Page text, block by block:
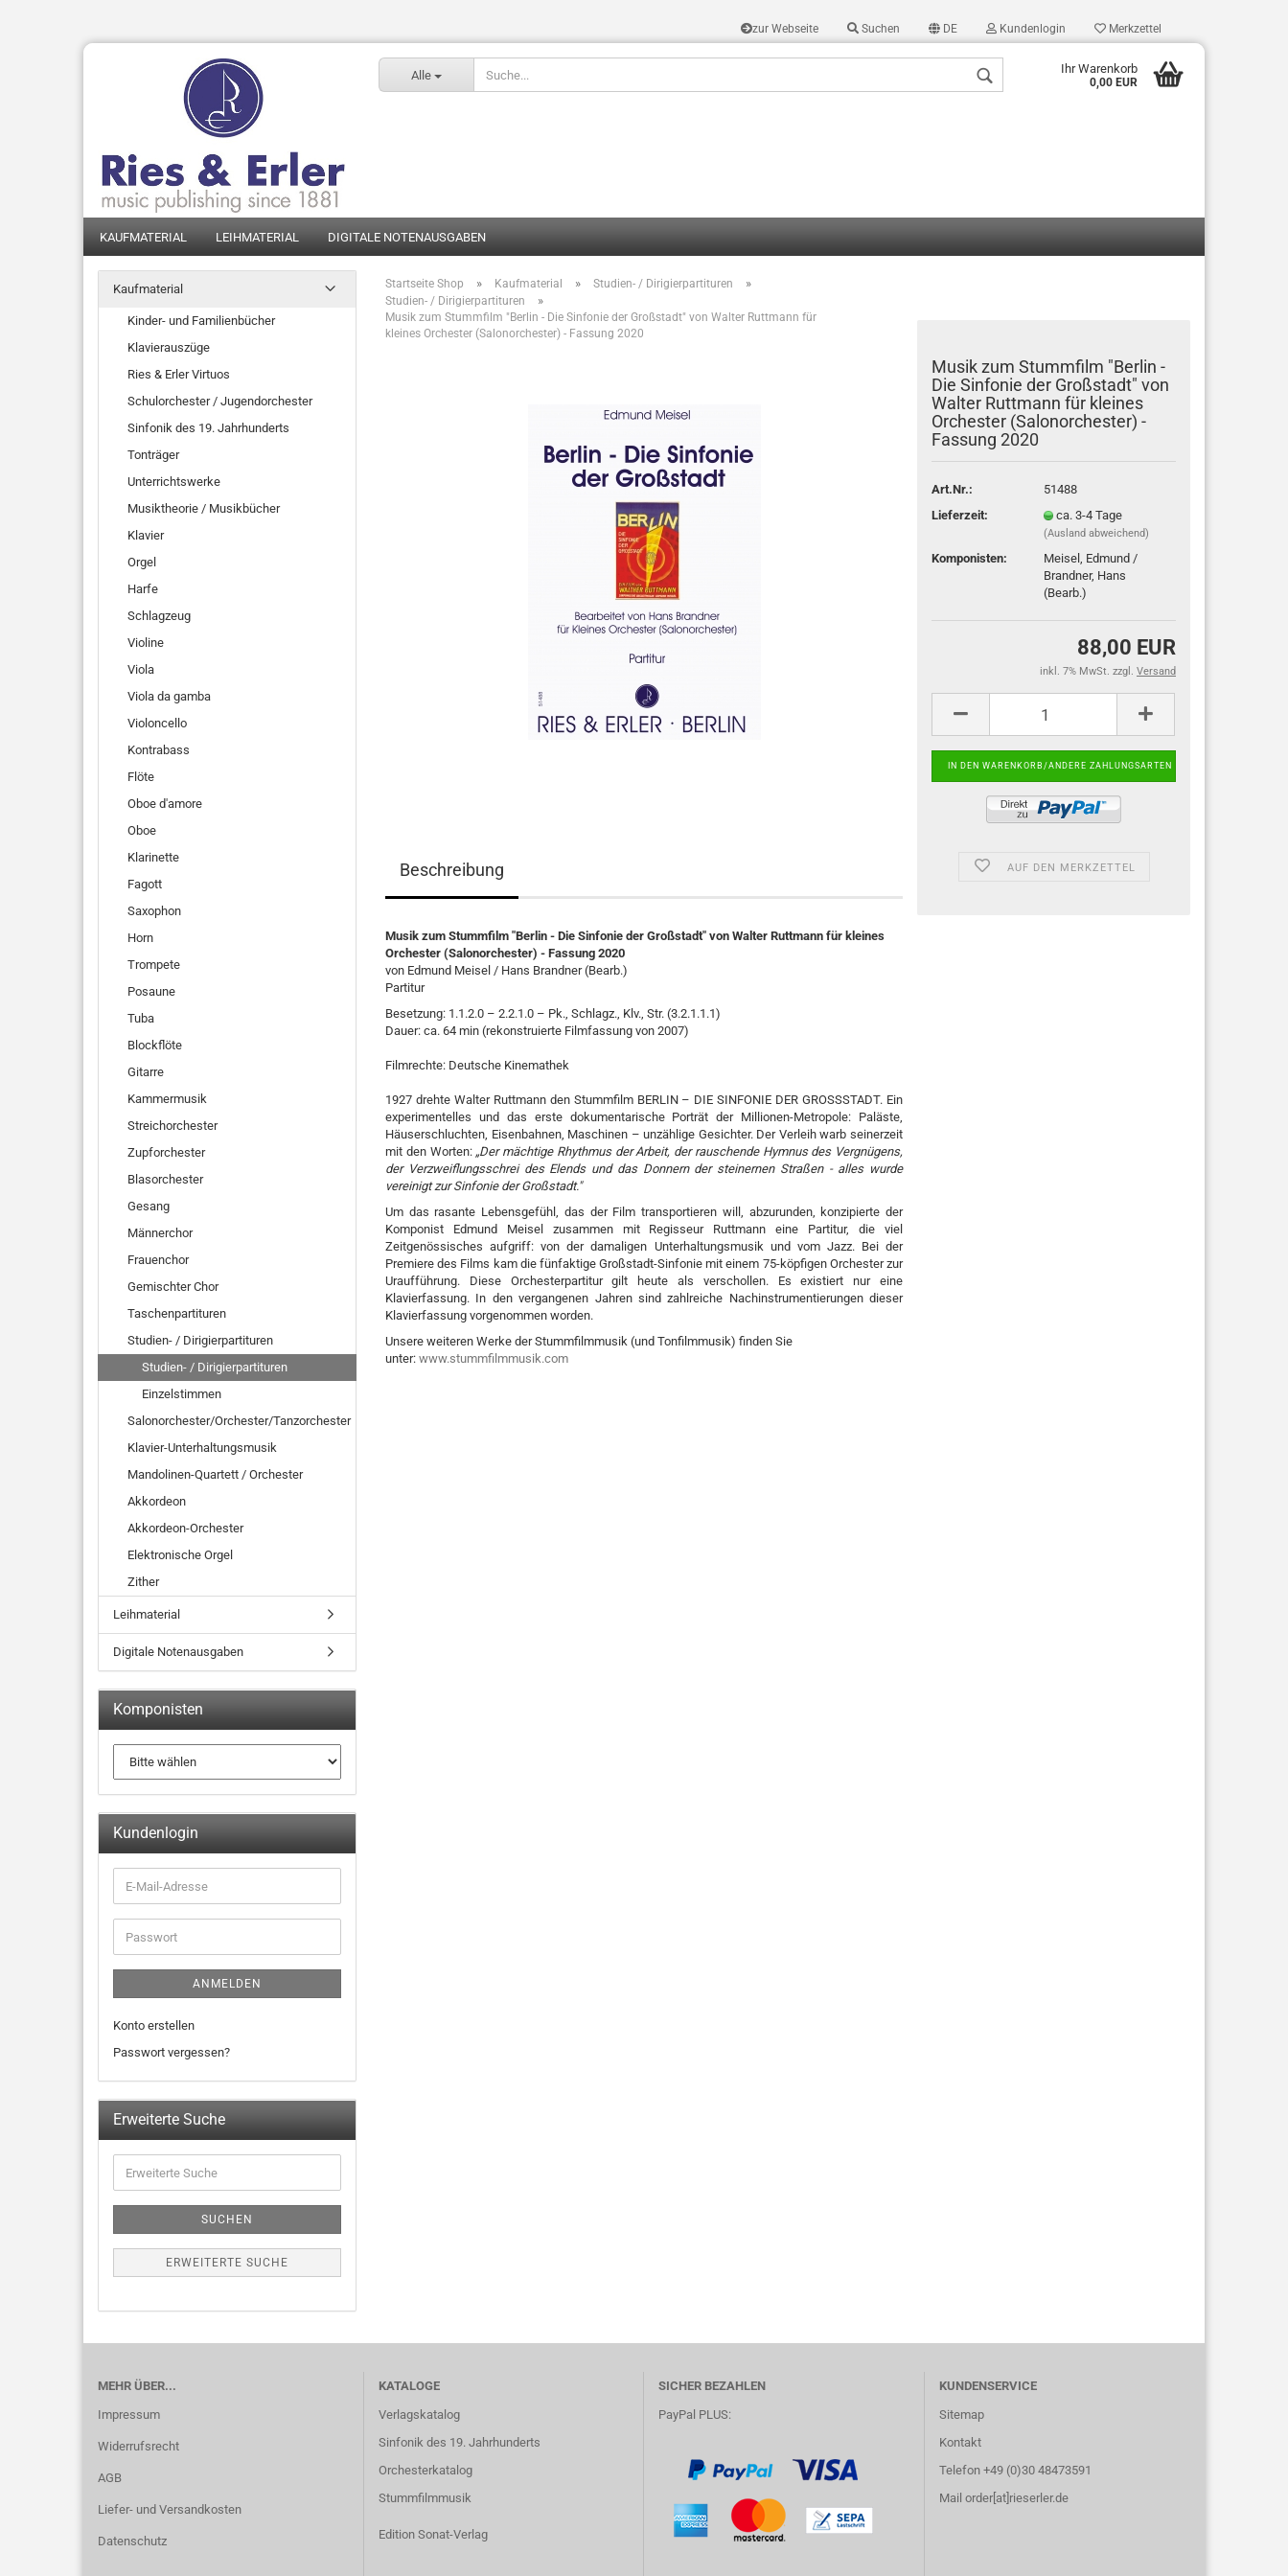
zur Webseite Suchen DE Kundenlogin
Passwort vergessen?
Merkzettel
Alle Ihr Warenkorb
0,00 EUR
KAUFMATERIAL LEIHMATERIAL DIGITALE NOTENAUSGABEN
Startseite Shop » Kaufmaterial » Studien- / Dirigierpartituren »
Studien- / Dirigierpartituren »
Musik zum Stummfilm "Berlin - Die Sinfonie der Großstadt" von Walter Ruttmann für
kleines Orchester (Salonorchester) - Fassung 2020
Musik zum Stummfilm "Berlin -
Die Sinfonie der Großstadt" von
Walter Ruttmann für kleines
Orchester (Salonorchester) -
Fassung 2020
Art.Nr.:
51488
Lieferzeit:
ca. 3-4 Tage
(Ausland abweichend)
Komponisten:
Meisel, Edmund /
Brandner, Hans
(Bearb.)
88,00 EUR
inkl. 7% MwSt. zzgl. Versand
AUF DEN MERKZETTEL
Beschreibung
Musik zum Stummfilm "Berlin - Die Sinfonie der Großstadt" von Walter Ruttmann für kleines
Orchester (Salonorchester) - Fassung 2020
von Edmund Meisel / Hans Brandner (Bearb.)
Partitur
Besetzung: 1.1.2.0 – 2.2.1.0 – Pk., Schlagz., Klv., Str. (3.2.1.1.1)
Dauer: ca. 64 min (rekonstruierte Filmfassung von 2007)
Filmrechte: Deutsche Kinemathek
1927 drehte Walter Ruttmann den Stummfilm BERLIN – DIE SINFONIE DER GROSSSTADT. Ein
experimentelles und das erste dokumentarische Porträt der Millionen-Metropole: Paläste,
Häuserschluchten, Eisenbahnen, Maschinen – unzählige Gesichter. Der Verleih warb seinerzeit
mit den Worten: „Der mächtige Rhythmus der Arbeit, der rauschende Hymnus des Vergnügens,
der Verzweiflungsschrei des Elends und das Donnern der steinernen Straßen - alles wurde
vereinigt zur Sinfonie der Großstadt."
Um das rasante Lebensgefühl, das der Film transportieren will, abzurunden, konzipierte der
Komponist Edmund Meisel zusammen mit Regisseur Ruttmann eine Partitur, die viel
Zeitgenössisches aufgriff: von der damaligen Unterhaltungsmusik und vom Jazz. Bei der
Premiere des Films kam die fünfaktige Großstadt-Sinfonie mit einem 75-köpfigen Orchester zur
Uraufführung. Diese Orchesterpartitur gilt heute als verschollen. Es existiert nur eine
Klavierfassung. In den vergangenen Jahren sind zahlreiche Nachinstrumentierungen dieser
Klavierfassung vorgenommen worden.
Unsere weiteren Werke der Stummfilmmusik (und Tonfilmmusik) finden Sie
unter: www.stummfilmmusik.com
Kaufmaterial
Kinder- und Familienbücher
Klavierauszüge
Ries & Erler Virtuos
Schulorchester / Jugendorchester
Sinfonik des 19. Jahrhunderts
Tonträger
Unterrichtswerke
Musiktheorie / Musikbücher
Klavier
Orgel
Harfe
Schlagzeug
Violine
Viola
Viola da gamba
Violoncello
Kontrabass
Flöte
Oboe d'amore
Oboe
Klarinette
Fagott
Saxophon
Horn
Trompete
Posaune
Tuba
Blockflöte
Gitarre
Kammermusik
Streichorchester
Zupforchester
Blasorchester
Gesang
Männerchor
Frauenchor
Gemischter Chor
Taschenpartituren
Studien- / Dirigierpartituren
Studien- / Dirigierpartituren
Einzelstimmen
Salonorchester/Orchester/Tanzorchester
Klavier-Unterhaltungsmusik
Mandolinen-Quartett / Orchester
Akkordeon
Akkordeon-Orchester
Elektronische Orgel
Zither
Leihmaterial
Digitale Notenausgaben
Komponisten
Kundenlogin
ANMELDEN
Konto erstellen
Passwort vergessen?
Erweiterte Suche
SUCHEN
ERWEITERTE SUCHE
MEHR ÜBER...
Impressum
Widerrufsrecht
AGB
Liefer- und Versandkosten
Datenschutz
KATALOGE
Verlagskatalog
Sinfonik des 19. Jahrhunderts
Orchesterkatalog
Stummfilmmusik
Edition Sonat-Verlag
SICHER BEZAHLEN
PayPal PLUS:
KUNDENSERVICE
Sitemap
Kontakt
Telefon +49 (0)30 48473591
Mail order[at]rieserler.de